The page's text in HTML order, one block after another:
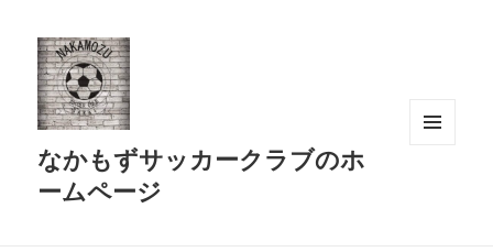
なかもずサッカークラブのホ
ームページ